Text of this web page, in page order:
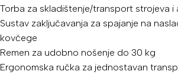
Torba za skladištenje/transport strojeva i
Sustav zaključavanja za spajanje na
kovčege
Remen za udobno nošenje do 30 kg
Ergonomska ručka za jednostavan